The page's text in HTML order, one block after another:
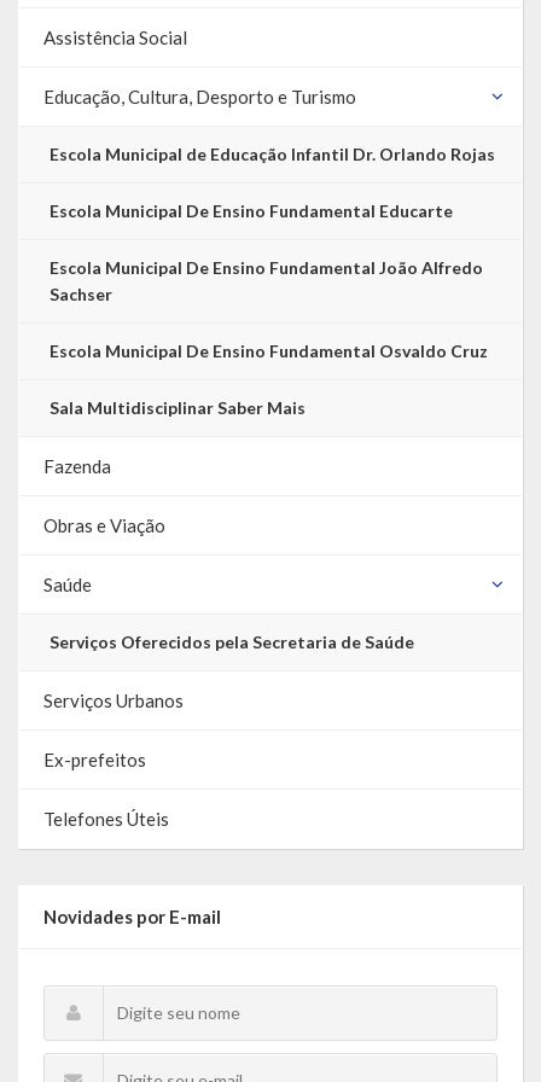
Fazenda
Obras e Viação
ATOS NORMATIVOS
LEIS ORDINÁRIAS
LEIS COMPLEMENTARES
DECRETOS
Publicações
Conselhos Municipais
Editais
Concursos
Assistência Social
Educação, Cultura, Desporto e Turismo
Escola Municipal de Educação Infantil Dr. Orlando Rojas
Escola Municipal De Ensino Fundamental Educarte
Escola Municipal De Ensino Fundamental João Alfredo
Sachser
Escola Municipal De Ensino Fundamental Osvaldo Cruz
Sala Multidisciplinar Saber Mais
Fazenda
Obras e Viação
Saúde
Serviços Oferecidos pela Secretaria de Saúde
Serviços Urbanos
Ex-prefeitos
Telefones Úteis
Novidades por E-mail